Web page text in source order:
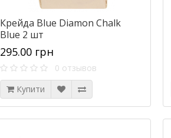
Крейда Blue Diamon Chalk
Blue 2 шт
295.00 грн
0 отзывов
Купити